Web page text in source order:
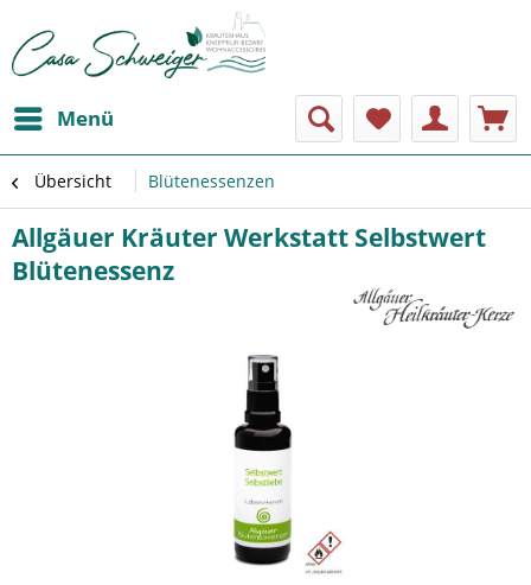
Menü
Übersicht Blütenessenzen
Allgäuer Kräuter Werkstatt Selbstwert
Blütenessenz